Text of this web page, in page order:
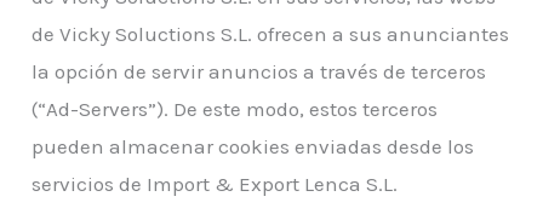
de Vicky Soluctions S.L. ofrecen a sus anunciantes
la opción de servir anuncios a través de terceros
(“Ad-Servers”). De este modo, estos terceros
pueden almacenar cookies enviadas desde los
servicios de Import & Export Lenca S.L.